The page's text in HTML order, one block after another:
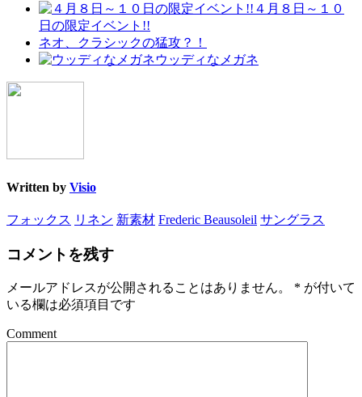
４月８日～１０
日の限定イベント!!
ネオ、クラシックの猛攻？！
ウッディなメガネ
Written by Visio
フォックス リネン 新素材 Frederic Beausoleil サングラス
コメントを残す
メールアドレスが公開されることはありません。 * が付いて
いる欄は必須項目です
Comment